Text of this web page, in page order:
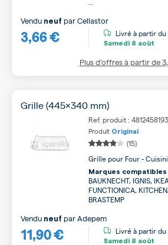
3,66 €
Vendu neuf parCellastor
Livré à partir du
Samedi 8 août
Plus d’offres à partir de
Grille (445x340 mm)
Ref. produit :
Produit Original
(15)
Grille pour Four -
Marques compatibles
BAUKNECHT, IGNIS,
FUNCTIONICA,
BRASTEMP
11,90 €
Vendu neuf parAdepem
Livré à partir du
Samedi 8 août